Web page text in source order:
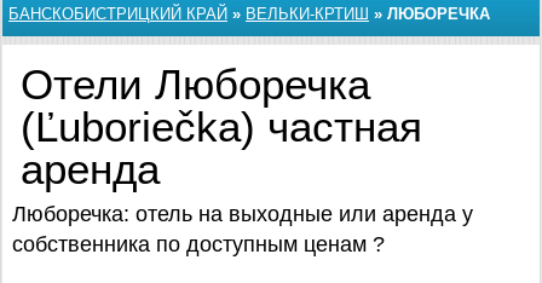
БАНСКОБИСТРИЦКИЙ КРАЙ » ВЕЛЬКИ-КРТИШ » ЛЮБОРЕЧКА
Отели Люборечка
(Ľuboriečka) частная
аренда
Люборечка: отель на выходные или аренда у
собственника по доступным ценам ?